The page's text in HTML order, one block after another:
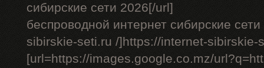
сибирские сети 2026[/url]
беспроводной интернет сибирские
sibirskie-seti.ru /]https://internet-sibirskie-
[url=https://images.google.co.mz/